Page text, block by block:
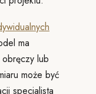
ma
obręczy lub
może być
specjalista